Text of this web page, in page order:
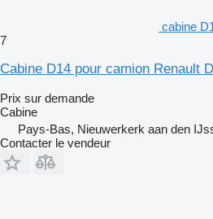
cabine
7
Cabine D14 pour camion Renault
Prix sur demande
Cabine
Pays-Bas, Nieuwerkerk aan den
Contacter le vendeur